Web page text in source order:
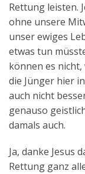
Rettung leisten.
ohne unsere
unser ewiges
etwas tun
können es
die Jünger hier
auch nicht
genauso
damals auch.
Ja, danke Jesus
Rettung ganz